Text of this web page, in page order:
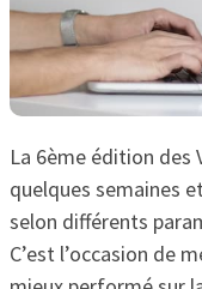
La 6ème édition des
quelques semaines
selon différents
C’est l’occasion de